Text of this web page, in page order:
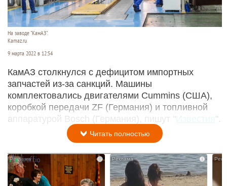
На заводе "КамАЗ".
Kamaz.ru
9 марта 2022 в 12:54
КамАЗ столкнулся с дефицитом импортных
запчастей из-за санкций. Машины
комплектовались двигателями Cummins (США),
коробкой передачи ZF (Германия) и топливной
аппаратурой Bosch (Германия), пишут "Известия ".
Читать полностью
i